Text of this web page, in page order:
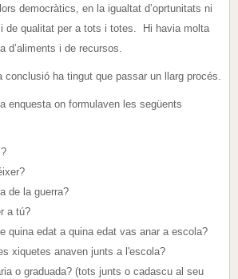
democràtics, en la igualtat d’oprtunitats ni
de qualitat per a tots i totes. Hi havia molta
d’aliments i de recursos.
conclusió ha tingut que passar un llarg procés.
enquesta on formulaven les següents
de la guerra?
a tú?
quina edat a quina edat vas anar a escola?
xiquetes anaven junts a l'escola?
o graduada? (tots junts o cadascu al seu